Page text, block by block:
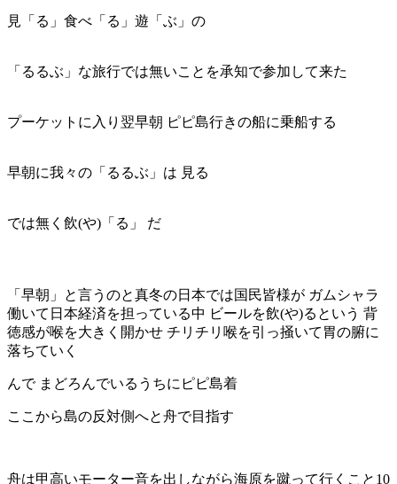
見「る」食べ「る」遊「ぶ」の
「るるぶ」な旅行では無いことを承知で参加して来た
プーケットに入り翌早朝 ピピ島行きの船に乗船する
早朝に我々の「るるぶ」は 見る
では無く飲(や)「る」 だ
「早朝」と言うのと真冬の日本では国民皆様が ガムシャラ
働いて日本経済を担っている中 ビールを飲(や)るという 背
徳感が喉を大きく開かせ チリチリ喉を引っ掻いて胃の腑に
落ちていく
んで まどろんでいるうちにピピ島着
ここから島の反対側へと舟で目指す
舟は甲高いモーター音を出しながら海原を蹴って行く こと10